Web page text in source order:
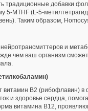
традиционные добавки
5-MTHF (L-5-
Таким образом,
нейротрансмиттеров и
чем ваш организм
витамин B2 (рибофлавин)
и здоровье сердца,
витамина B12,